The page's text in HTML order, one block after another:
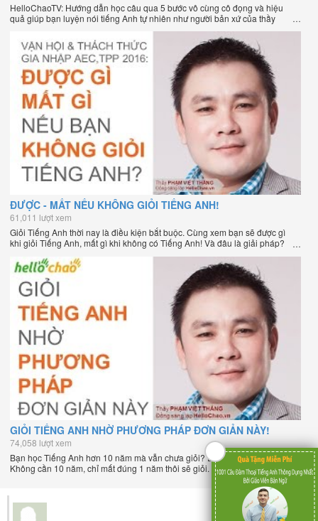
HelloChaoTV: Hướng dẫn học câu qua 5 bước vô cùng cô đọng và hiệu
quả giúp bạn luyện nói tiếng Anh tự nhiên như người bản xứ của thầy
Phạm Việt Thắng, đồng sáng lập HelloChao.vn - Chương trình dạy tiếng
Anh trực tuyến chặt chẽ nhất thế giới.
ĐƯỢC - MẤT NẾU KHÔNG GIỎI TIẾNG ANH!
61,011 lượt xem
Giỏi Tiếng Anh thời nay là điều kiện bắt buộc. Cùng xem bạn sẽ được gì
khi giỏi Tiếng Anh, mất gì khi không có Tiếng Anh! Và đâu là giải pháp?
GIỎI TIẾNG ANH NHỜ PHƯƠNG PHÁP ĐƠN GIẢN NÀY!
74,058 lượt xem
Bạn học Tiếng Anh hơn 10 năm mà vẫn chưa giỏi? Đâu là nguyên nhân?
Không cần 10 năm, chỉ mất đúng 1 năm thôi sẽ giỏi. Xem ngay sẽ rõ!